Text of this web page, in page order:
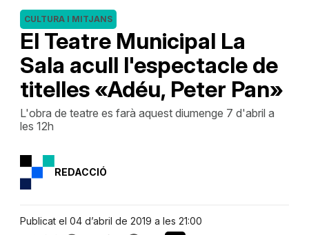
El Teatre Municipal La
Sala acull l'espectacle de
titelles «Adéu, Peter Pan»
CULTURA I MITJANS
L'obra de teatre es farà aquest diumenge 7 d'abril a
les 12h
REDACCIÓ
Publicat el 04 d’abril de 2019 a les 21:00